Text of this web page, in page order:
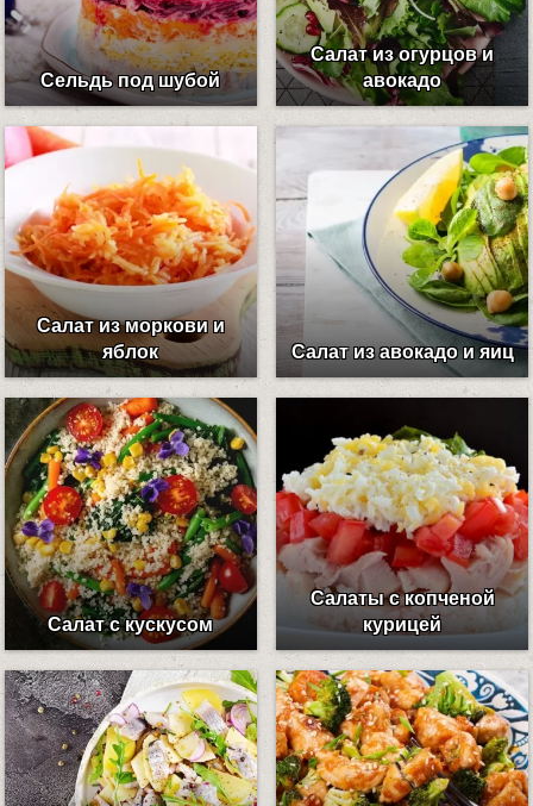
Сельдь под шубой
Салат из огурцов и
авокадо
Салат из моркови и
яблок
Салат из авокадо и яиц
Салат с кускусом
Салаты с копченой
курицей